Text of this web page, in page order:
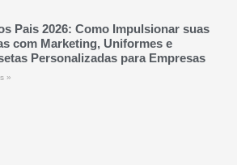
Pais 2026: Como Impulsionar suas
com Marketing, Uniformes e
Personalizadas para Empresas
»